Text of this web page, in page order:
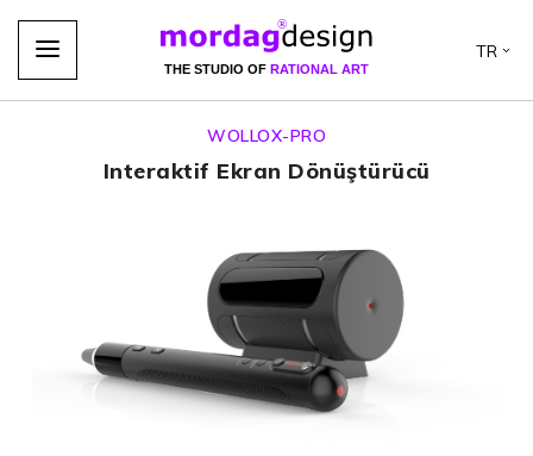
THE STUDIO OF RATIONAL ART
TR
WOLLOX-PRO
Interaktif Ekran Dönüştürücü